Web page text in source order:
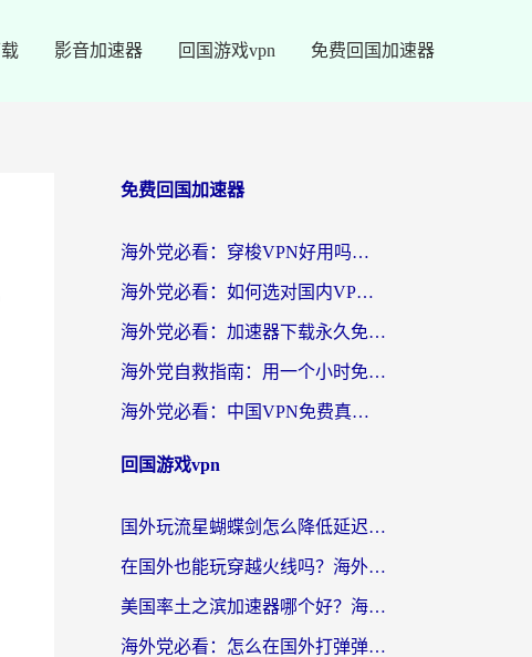
影音加速器 回国游戏vpn 免费回国加速器
免费回国加速器
海外党必看：穿梭VPN好用吗？和云帆VPN对比哪个回国效果更好？附真实测评+避坑指南
海外党必看：如何选对国内VPN，实现无缝访问国内资源？
海外党必看：加速器下载永久免费版真的存在吗？教你无缝访问国内资源的正确姿势
海外党自救指南：用一个小时免费加速器，轻松打破国内资源访问壁垒？
海外党必看：中国VPN免费真的靠谱吗？手把手教你选对回国加速器
回国游戏vpn
国外玩流星蝴蝶剑怎么降低延迟？海外党必看的加速秘籍（含欧洲鸣潮&彩虹岛优化攻略）
在国外也能玩穿越火线吗？海外玩家国服游戏畅玩终极指南
美国率土之滨加速器哪个好？海外党国服游戏畅玩终极指南（附多游戏解决方案）
海外党必看：怎么在国外打弹弹堂不卡？番茄加速器亲测指南